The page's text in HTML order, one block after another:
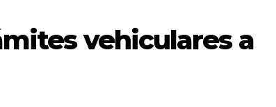
vehiculares a